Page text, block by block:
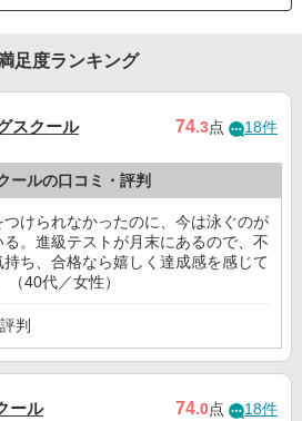
足度ランキング
スクール 74.3点 18件
ールの口コミ・評判
けられなかったのに、今は泳ぐのが
。進級テストが月末にあるので、不
ち、合格なら嬉しく達成感を感じて
40代／女性）
判
ール 74.0点 18件